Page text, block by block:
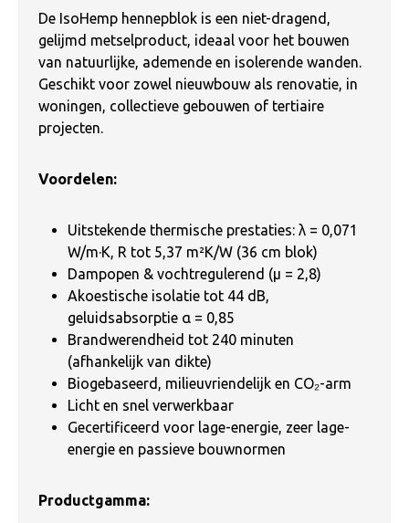
De IsoHemp hennepblok is een niet-dragend,
gelijmd metselproduct, ideaal voor het bouwen
van natuurlijke, ademende en isolerende wanden.
Geschikt voor zowel nieuwbouw als renovatie, in
woningen, collectieve gebouwen of tertiaire
projecten.
Voordelen:
Uitstekende thermische prestaties: λ = 0,071
W/m·K, R tot 5,37 m²K/W (36 cm blok)
Dampopen & vochtregulerend (μ = 2,8)
Akoestische isolatie tot 44 dB,
geluidsabsorptie α = 0,85
Brandwerendheid tot 240 minuten
(afhankelijk van dikte)
Biogebaseerd, milieuvriendelijk en CO₂-arm
Licht en snel verwerkbaar
Gecertificeerd voor lage-energie, zeer lage-
energie en passieve bouwnormen
Productgamma: